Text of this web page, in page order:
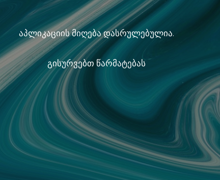
აპლიკაციის მიღება დასრულებულია.
გისურვებთ წარმატებას